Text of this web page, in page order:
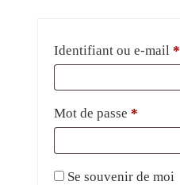
Identifiant ou e-mail*
Mot de passe*
Se souvenir de moi